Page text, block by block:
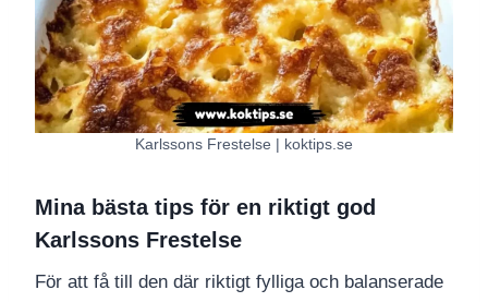
Karlssons Frestelse | koktips.se
Mina bästa tips för en riktigt god
Karlssons Frestelse
För att få till den där riktigt fylliga och balanserade